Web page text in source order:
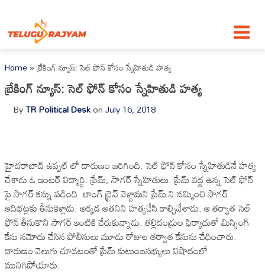
Home»బ్రేకింగ్ న్యూస్: సెల్‌ ఫోన్ కోసం స్నేహితుడి హత్య
బ్రేకింగ్ న్యూస్: సెల్‌ ఫోన్ కోసం స్నేహితుడి హత్య
ByTR Political DeskonJuly 16, 2018
హైదరాబాద్ ఉప్పల్ లో దారుణం జరిగింది. సెల్ ఫోన్ కోసం స్నేహితుడినే హత్య
చేశాడు ఓ ఇంటర్ విద్యార్థి. ప్రేమ్, సాగర్ స్నేహితులు. ప్రేమ్ వద్ద ఉన్న సెల్ ఫోన్
పై సాగర్ కన్ను పడింది. లాంగ్ డ్రైవ్ వెళ్దామని ప్రేమ్ ని నమ్మించి సాగర్
ఆదిభట్లకు తీసుకెళ్లాడు. అక్కడ అతనిని హత్యచేసి కాల్చివేశాడు. ఆ తర్వాత సెల్
ఫోన్ తీసుకొని సాగర్ ఇంటికి చేరుకున్నాడు. తల్లిదండ్రుల ఫిర్యాదుతో మిస్సింగ్
కేసు నమోదు చేసిన పోలీసులు మూడు రోజుల తర్వాత కేసును చేధించారు.
దారుణం వెలుగు చూడటంతో ప్రేమ్ కుటుంబసభ్యులు విషాదంలో
మునిగిపోయారు.